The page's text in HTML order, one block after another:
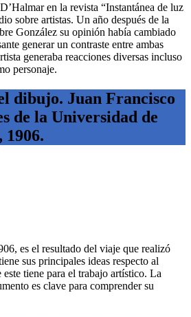
en la revista “Instantánea de luz
sobre artistas. Un año después de la
González su opinión había cambiado
generar un contraste entre ambas
generaba reacciones diversas incluso
personaje.
dibujo. Juan Francisco
de la Universidad de
1906.
es el resultado del viaje que realizó
sus principales ideas respecto al
tiene para el trabajo artístico. La
es clave para comprender su